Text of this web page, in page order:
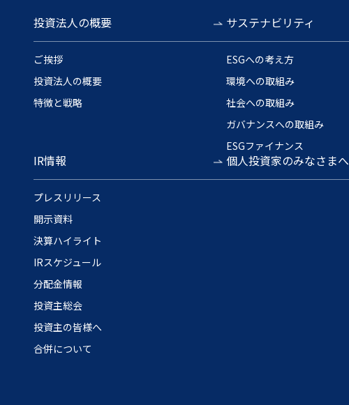
投資法人の概要
ご挨拶
投資法人の概要
特徴と戦略
サステナビリティ
ESGへの考え方
環境への取組み
社会への取組み
ガバナンスへの取組み
ESGファイナンス
IR情報
プレスリリース
開示資料
決算ハイライト
IRスケジュール
分配金情報
投資主総会
投資主の皆様へ
合併について
個人投資家のみなさまへ